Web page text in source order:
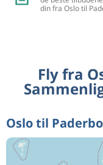
din fra Oslo til
Fly fra
Oslo til